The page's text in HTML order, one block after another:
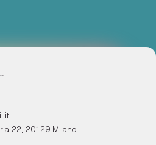
22, 20129 Milano